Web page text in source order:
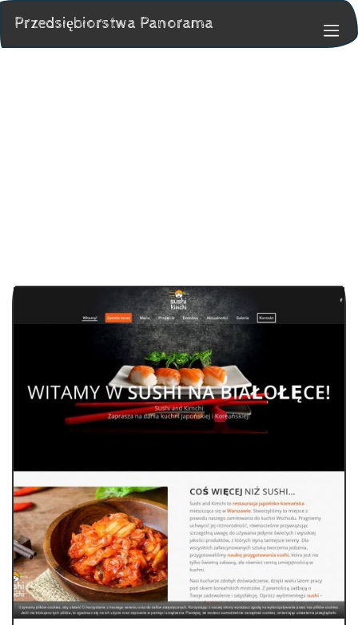
Przedsiębiorstwa Panorama